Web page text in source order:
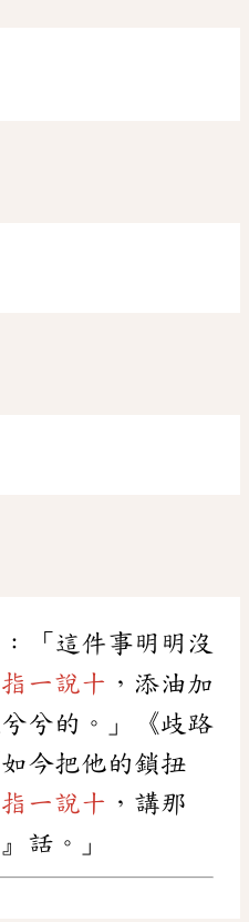
「這件事明明沒
指一說十 ，添油加
兮的。」《歧路
今把他的鎖扭
指一說十 ，講那
話。」